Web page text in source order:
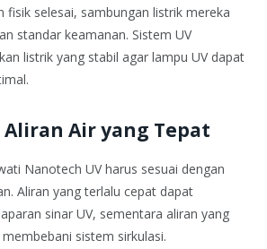
fisik selesai, sambungan listrik mereka
standar keamanan. Sistem UV
listrik yang stabil agar lampu UV dapat
Air yang Tepat
Nanotech UV harus sesuai dengan
Aliran yang terlalu cepat dapat
sinar UV, sementara aliran yang
sistem sirkulasi.